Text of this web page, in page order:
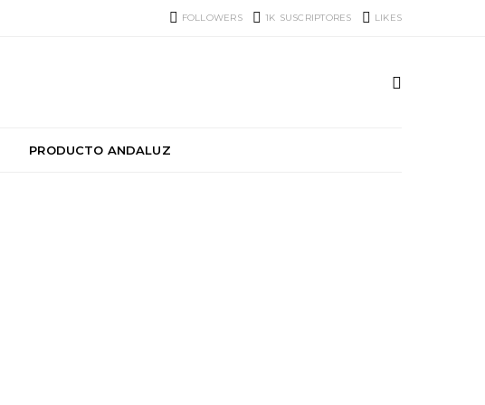
FOLLOWERS 1K SUSCRIPTORES LIKES
PRODUCTO ANDALUZ